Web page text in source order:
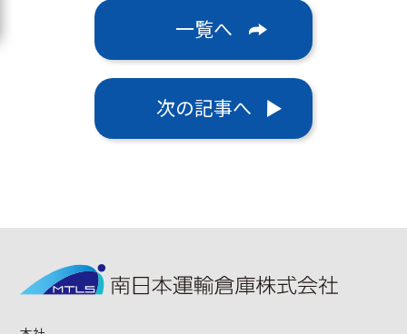
一覧へ
次の記事へ